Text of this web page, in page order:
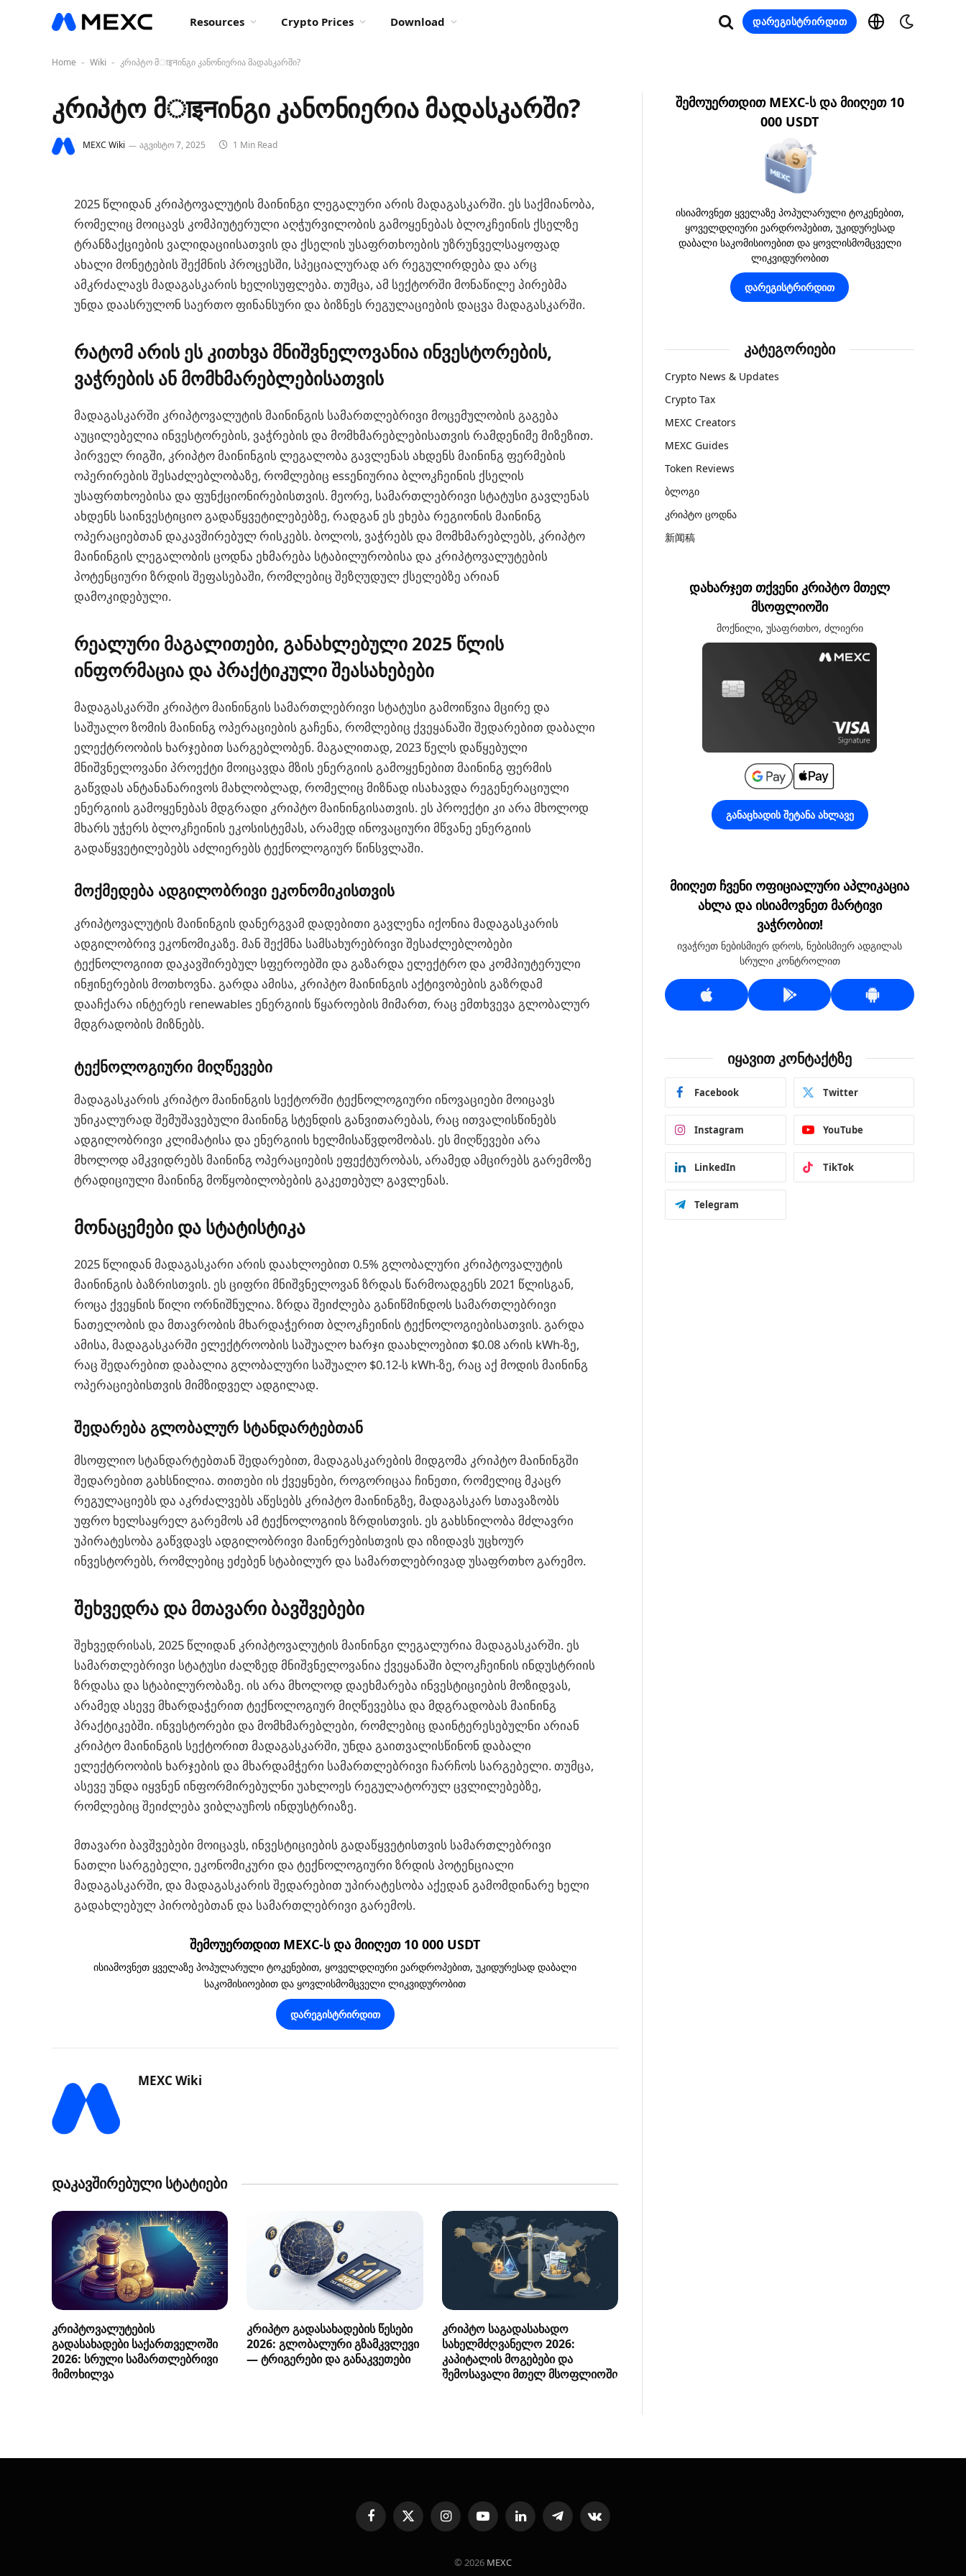
Resources Crypto Prices Download დარეგისტრირდით
Home - Wiki - კრიპტო მाइनინგი კანონიერია მადასკარში?
კრიპტო მाइनინგი კანონიერია მადასკარში?
MEXC Wiki აგვისტო 7, 2025 1 Min Read
2025 წლიდან კრიპტოვალუტის მაინინგი ლეგალური არის მადაგასკარში. ეს საქმიანობა,
რომელიც მოიცავს კომპიუტერული აღჭურვილობის გამოყენებას ბლოკჩეინის ქსელზე
ტრანზაქციების ვალიდაციისათვის და ქსელის უსაფრთხოების უზრუნველსაყოფად
ახალი მონეტების შექმნის პროცესში, სპეციალურად არ რეგულირდება და არც
ამკრძალავს მადაგასკარის ხელისუფლება. თუმცა, ამ სექტორში მონაწილე პირებმა
უნდა დაასრულონ საერთო ფინანსური და ბიზნეს რეგულაციების დაცვა მადაგასკარში.
რატომ არის ეს კითხვა მნიშვნელოვანია ინვესტორების,
ვაჭრების ან მომხმარებლებისათვის
მადაგასკარში კრიპტოვალუტის მაინინგის სამართლებრივი მოცემულობის გაგება
აუცილებელია ინვესტორების, ვაჭრების და მომხმარებლებისათვის რამდენიმე მიზეზით.
პირველ რიგში, კრიპტო მაინინგის ლეგალობა გავლენას ახდენს მაინინგ ფერმების
ოპერირების შესაძლებლობაზე, რომლებიც essენიურია ბლოკჩეინის ქსელის
უსაფრთხოებისა და ფუნქციონირებისთვის. მეორე, სამართლებრივი სტატუსი გავლენას
ახდენს საინვესტიციო გადაწყვეტილებებზე, რადგან ეს ეხება რეგიონის მაინინგ
ოპერაციებთან დაკავშირებულ რისკებს. ბოლოს, ვაჭრებს და მომხმარებლებს, კრიპტო
მაინინგის ლეგალობის ცოდნა ეხმარება სტაბილურობისა და კრიპტოვალუტების
პოტენციური ზრდის შეფასებაში, რომლებიც შეზღუდულ ქსელებზე არიან
დამოკიდებული.
რეალური მაგალითები, განახლებული 2025 წლის
ინფორმაცია და პრაქტიკული შეასახებები
მადაგასკარში კრიპტო მაინინგის სამართლებრივი სტატუსი გამოიწვია მცირე და
საშუალო ზომის მაინინგ ოპერაციების გაჩენა, რომლებიც ქვეყანაში შედარებით დაბალი
ელექტროობის ხარჯებით სარგებლობენ. მაგალითად, 2023 წელს დაწყებული
მნიშვნელოვანი პროექტი მოიცავდა მზის ენერგიის გამოყენებით მაინინგ ფერმის
გაწვდას ანტანანარივოს მახლობლად, რომელიც მიზნად ისახავდა რეგენერაციული
ენერგიის გამოყენებას მდგრადი კრიპტო მაინინგისათვის. ეს პროექტი კი არა მხოლოდ
მხარს უჭერს ბლოკჩეინის ეკოსისტემას, არამედ ინოვაციური მწვანე ენერგიის
გადაწყვეტილებებს აძლიერებს ტექნოლოგიურ წინსვლაში.
მოქმედება ადგილობრივი ეკონომიკისთვის
კრიპტოვალუტის მაინინგის დანერგვამ დადებითი გავლენა იქონია მადაგასკარის
ადგილობრივ ეკონომიკაზე. მან შექმნა სამსახურებრივი შესაძლებლობები
ტექნოლოგიით დაკავშირებულ სფეროებში და გაზარდა ელექტრო და კომპიუტერული
ინჟინერების მოთხოვნა. გარდა ამისა, კრიპტო მაინინგის აქტივობების გაზრდამ
დააჩქარა ინტერეს renewables ენერგიის წყაროების მიმართ, რაც ემთხვევა გლობალურ
მდგრადობის მიზნებს.
ტექნოლოგიური მიღწევები
მადაგასკარის კრიპტო მაინინგის სექტორში ტექნოლოგიური ინოვაციები მოიცავს
უნიკალურად შემუშავებული მაინინგ სტენდის განვითარებას, რაც ითვალისწინებს
ადგილობრივი კლიმატისა და ენერგიის ხელმისაწვდომობას. ეს მიღწევები არა
მხოლოდ ამკვიდრებს მაინინგ ოპერაციების ეფექტურობას, არამედ ამცირებს გარემოზე
ტრადიციული მაინინგ მოწყობილობების გაკეთებულ გავლენას.
მონაცემები და სტატისტიკა
2025 წლიდან მადაგასკარი არის დაახლოებით 0.5% გლობალური კრიპტოვალუტის
მაინინგის ბაზრისთვის. ეს ციფრი მნიშვნელოვან ზრდას წარმოადგენს 2021 წლისგან,
როცა ქვეყნის წილი ორნიშნულია. ზრდა შეიძლება განიწმინდოს სამართლებრივი
ნათელობის და მთავრობის მხარდაჭერით ბლოკჩეინის ტექნოლოგიებისათვის. გარდა
ამისა, მადაგასკარში ელექტროობის საშუალო ხარჯი დაახლოებით $0.08 არის kWh-ზე,
რაც შედარებით დაბალია გლობალური საშუალო $0.12-ს kWh-ზე, რაც აქ მოდის მაინინგ
ოპერაციებისთვის მიმზიდველ ადგილად.
შედარება გლობალურ სტანდარტებთან
მსოფლიო სტანდარტებთან შედარებით, მადაგასკარების მიდგომა კრიპტო მაინინგში
შედარებით გახსნილია. თითები ის ქვეყნები, როგორიცაა ჩინეთი, რომელიც მკაცრ
რეგულაციებს და აკრძალვებს აწესებს კრიპტო მაინინგზე, მადაგასკარ სთავაზობს
უფრო ხელსაყრელ გარემოს ამ ტექნოლოგიის ზრდისთვის. ეს გახსნილობა მძლავრი
უპირატესობა გაწვდავს ადგილობრივი მაინერებისთვის და იზიდავს უცხოურ
ინვესტორებს, რომლებიც ეძებენ სტაბილურ და სამართლებრივად უსაფრთხო გარემო.
შეხვედრა და მთავარი ბავშვებები
შეხვედრისას, 2025 წლიდან კრიპტოვალუტის მაინინგი ლეგალურია მადაგასკარში. ეს
სამართლებრივი სტატუსი ძალზედ მნიშვნელოვანია ქვეყანაში ბლოკჩეინის ინდუსტრიის
ზრდასა და სტაბილურობაზე. ის არა მხოლოდ დაეხმარება ინვესტიციების მოზიდვას,
არამედ ასევე მხარდაჭერით ტექნოლოგიურ მიღწევებსა და მდგრადობას მაინინგ
პრაქტიკებში. ინვესტორები და მომხმარებლები, რომლებიც დაინტერესებულნი არიან
კრიპტო მაინინგის სექტორით მადაგასკარში, უნდა გაითვალისწინონ დაბალი
ელექტროობის ხარჯების და მხარდამჭერი სამართლებრივი ჩარჩოს სარგებელი. თუმცა,
ასევე უნდა იყვნენ ინფორმირებულნი უახლოეს რეგულატორულ ცვლილებებზე,
რომლებიც შეიძლება ვიბლაუჩოს ინდუსტრიაზე.
მთავარი ბავშვებები მოიცავს, ინვესტიციების გადაწყვეტისთვის სამართლებრივი
ნათლი სარგებელი, ეკონომიკური და ტექნოლოგიური ზრდის პოტენციალი
მადაგასკარში, და მადაგასკარის შედარებით უპირატესობა აქედან გამომდინარე ხელი
გადახლებულ პირობებთან და სამართლებრივი გარემოს.
შემოუერთდით MEXC-ს და მიიღეთ 10 000 USDT
ისიამოვნეთ ყველაზე პოპულარული ტოკენებით, ყოველდღიური ეარდროპებით, უკიდურესად დაბალი
საკომისიოებით და ყოვლისმომცველი ლიკვიდურობით
დარეგისტრირდით
MEXC Wiki
დაკავშირებული სტატიები
კრიპტოვალუტების
გადასახადები საქართველოში
2026: სრული სამართლებრივი
მიმოხილვა
კრიპტო გადასახადების წესები
2026: გლობალური გზამკვლევი
— ტრიგერები და განაკვეთები
კრიპტო საგადასახადო
სახელმძღვანელო 2026:
კაპიტალის მოგებები და
შემოსავალი მთელ მსოფლიოში
შემოუერთდით MEXC-ს და მიიღეთ 10
000 USDT
ისიამოვნეთ ყველაზე პოპულარული ტოკენებით,
ყოველდღიური ეარდროპებით, უკიდურესად
დაბალი საკომისიოებით და ყოვლისმომცველი
ლიკვიდურობით
დარეგისტრირდით
კატეგორიები
Crypto News & Updates
Crypto Tax
MEXC Creators
MEXC Guides
Token Reviews
ბლოგი
კრიპტო ცოდნა
新闻稿
დახარჯეთ თქვენი კრიპტო მთელ
მსოფლიოში
მოქნილი, უსაფრთხო, ძლიერი
განაცხადის შეტანა ახლავე
მიიღეთ ჩვენი ოფიციალური აპლიკაცია
ახლა და ისიამოვნეთ მარტივი
ვაჭრობით!
ივაჭრეთ ნებისმიერ დროს, ნებისმიერ ადგილას
სრული კონტროლით
იყავით კონტაქტზე
Facebook Twitter
Instagram YouTube
LinkedIn TikTok
Telegram
FacebookX
(Twitter)
InstagramYouTubeLinkedInTelegramVKontakte
© 2026 MEXC